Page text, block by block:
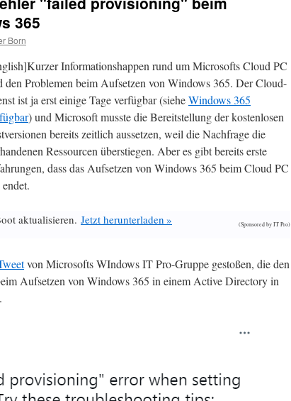
365
Born
Informationshappen rund um Microsofts Cloud PC
den Problemen beim Aufsetzen von Windows 365. Der Cloud-
ist ja erst einige Tage verfügbar (sieheWindows 365
) und Microsoft musste die Bereitstellung der kostenlosen
bereits zeitlich aussetzen, weil die Nachfrage die
Ressourcen überstiegen. Aber es gibt bereits erste
dass das Aufsetzen von Windows 365 beim Cloud PC
aktualisieren. Jetzt herunterladen » (Sponsored by IT Pro)
von Microsofts WIndows IT Pro-Gruppe gestoßen, die den
Aufsetzen von Windows 365 in einem Active Directory in